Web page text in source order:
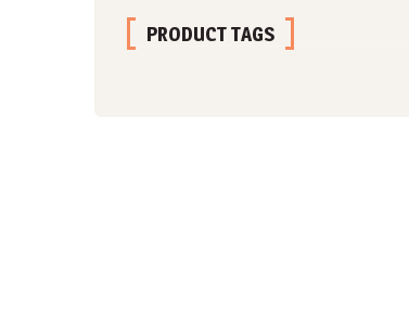
PRODUCT TAGS